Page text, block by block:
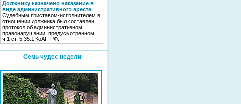
Должнику назначено наказание в
виде административного ареста
Судебным приставом-исполнителем в
отношении должника был составлен
протокол об административном
правонарушении, предусмотренном
ч.1 ст. 5.35.1 КоАП РФ.
Семь чудес недели